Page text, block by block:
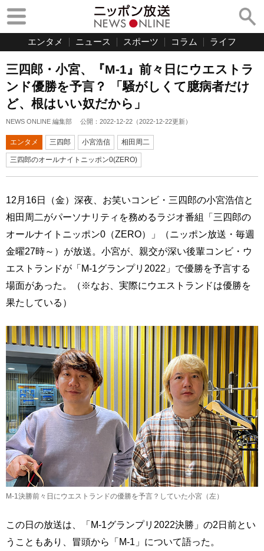
エンタメ ニュース スポーツ コラム ライフ
三四郎・小宮、『M-1』前々日にウエストラ
ンド優勝を予言？ 「騒がしくて臆病者だけ
ど、根はいい奴だから」
NEWS ONLINE 編集部 公開： 2022-12-22 （2022-12-22更新）
エンタメ 三四郎 小宮浩信 相田周二
三四郎のオールナイトニッポン0(ZERO)
12月16日（金）深夜、お笑いコンビ・三四郎の小宮浩信と
相田周二がパーソナリティを務めるラジオ番組「三四郎の
オールナイトニッポン0（ZERO）」（ニッポン放送・毎週
金曜27時～）が放送。小宮が、親交が深い後輩コンビ・ウ
エストランドが「M-1グランプリ2022」で優勝を予言する
場面があった。（※なお、実際にウエストランドは優勝を
果たしている）
M-1決勝前々日にウエストランドの優勝を予言？していた小宮（左）
この日の放送は、「M-1グランプリ2022決勝」の2日前とい
うこともあり、冒頭から「M-1」について語った。